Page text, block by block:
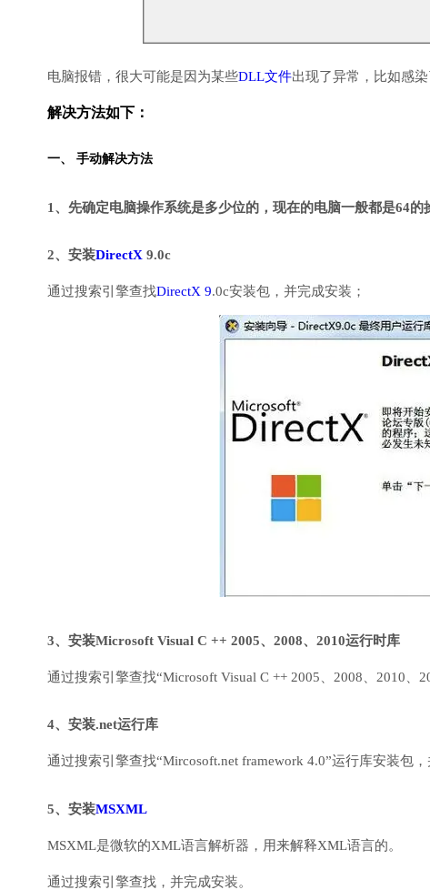
电脑报错，很大可能是因为某些DLL文件出现了异常，比如感
解决方法如下：
一、 手动解决方法
1、先确定电脑操作系统是多少位的，现在的电脑一般都是64的
2、安装DirectX 9.0c
通过搜索引擎查找DirectX 9.0c安装包，并完成安装；
3、安装Microsoft Visual C ++ 2005、2008、2010运行时库
通过搜索引擎查找“Microsoft Visual C ++ 2005、2008、2010、
4、安装.net运行库
通过搜索引擎查找“Mircosoft.net framework 4.0”运行库安装包，
5、安装MSXML
MSXML是微软的XML语言解析器，用来解释XML语言的。
通过搜索引擎查找，并完成安装。